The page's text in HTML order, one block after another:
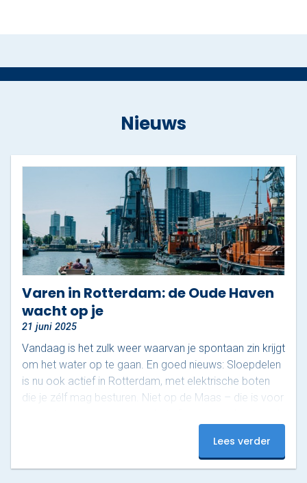
Nieuws
Varen in Rotterdam: de Oude Haven
wacht op je
21 juni 2025
Vandaag is het zulk weer waarvan je spontaan zin krijgt
om het water op te gaan. En goed nieuws: Sloepdelen
is nu ook actief in Rotterdam, met elektrische boten
die je zélf mag besturen. Niet op de Maas – die is voor
de Oude Haven. En dat maakt het juist zo relaxed.
Ontdek het mooiste stukje van Rotterdam De Oude
Haven is een van de meest karakteristieke stukjes van
Lees verder